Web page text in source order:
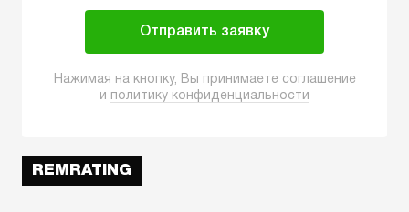
Отправить заявку
Нажимая на кнопку, Вы принимаете соглашение
и политику конфиденциальности
REMRATING